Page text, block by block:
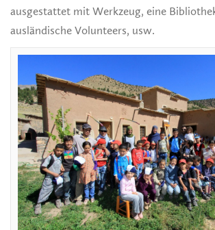
ausgestattet mit Werkzeug, eine
ausländische Volunteers, usw.